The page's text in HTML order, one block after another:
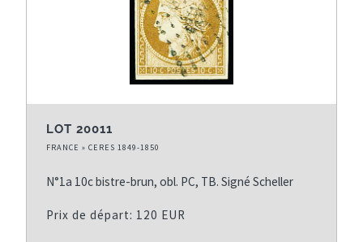
LOT 20011
FRANCE » CERES 1849-1850
N°1a 10c bistre-brun, obl. PC, TB. Signé Scheller
Prix de départ: 120 EUR